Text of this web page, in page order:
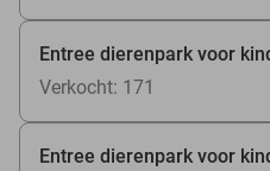
Entree dierenpark voor
Verkocht: 171
Entree dierenpark voor